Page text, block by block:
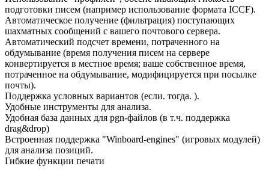
подготовки писем (например использование формата ICCF).
Автоматическое получение (фильтрация) поступающих
шахматных сообщений с вашего почтового сервера.
Автоматический подсчет времени, потраченного на
обдумывание (время получения писем на сервере
конвертируется в местное время; ваше собственное время,
потраченное на обдумывание, модифицируется при посылке
почты).
Поддержка условных вариантов (если. тогда. ).
Удобные инструменты для анализа.
Удобная база данных для pgn-файлов (в т.ч. поддержка
drag&drop)
Встроенная поддержка "Winboard-engines" (игровых модулей)
для анализа позиций.
Гибкие функции печати